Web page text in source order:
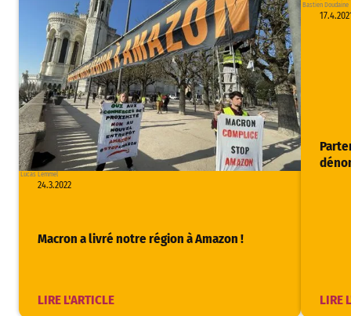
Lucas Lemmel
24.3.2022
Macron a livré notre région à Amazon !
LIRE L'ARTICLE
Bastien Doudaine
LIRE